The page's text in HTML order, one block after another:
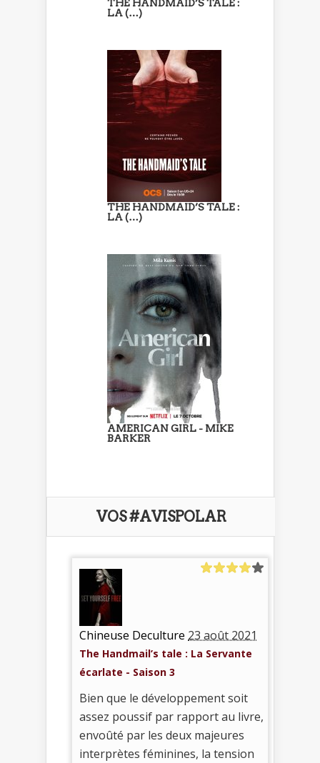
THE HANDMAID’S TALE :
LA (…)
THE HANDMAID’S TALE :
LA (…)
AMERICAN GIRL - MIKE
BARKER
VOS #AVISPOLAR
Chineuse Deculture 23 août 2021
The Handmail’s tale : La Servante
écarlate - Saison 3
Bien que le développement soit
assez poussif par rapport au livre,
envoûté par les deux majeures
interprètes féminines, la tension